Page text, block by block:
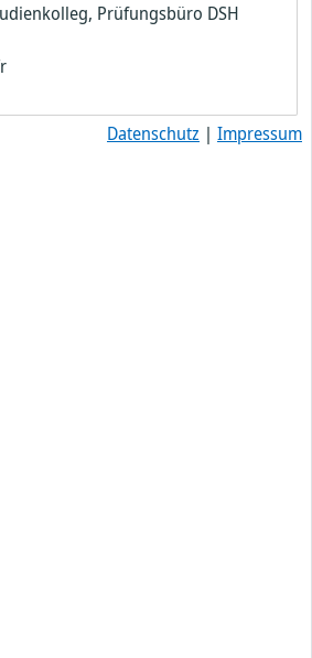
Prüfungsbüro DSH
Datenschutz | Impressum